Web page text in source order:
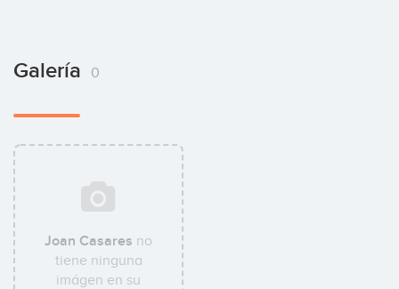
Galería 0
Joan Casares no
tiene ninguna
imágen en su